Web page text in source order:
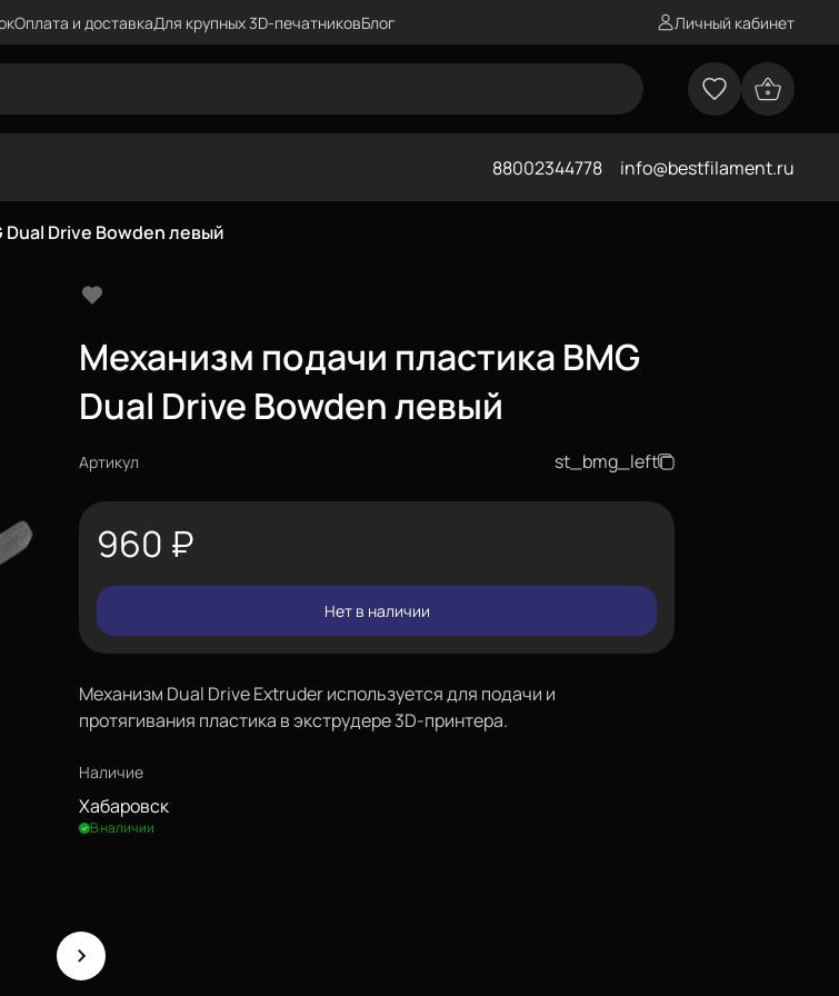
Оплата и доставкаДля крупных 3D-печатниковБлог Личный кабинет
88002344778 info@bestfilament.ru
Drive Bowden левый
Механизм подачи пластика BMG
Dual Drive Bowden левый
Артикул st_bmg_left
960 ₽
Нет в наличии
​Механизм Dual Drive Extruder используется для подачи и
протягивания пластика в экструдере 3D-принтера.
Наличие
Хабаровск
В наличии